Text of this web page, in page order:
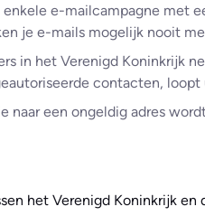
enkele e-mailcampagne met
je e-mails mogelijk nooit
in het Verenigd Koninkrijk
contacten,
naar een ongeldig adres
het Verenigd Koninkrijk en